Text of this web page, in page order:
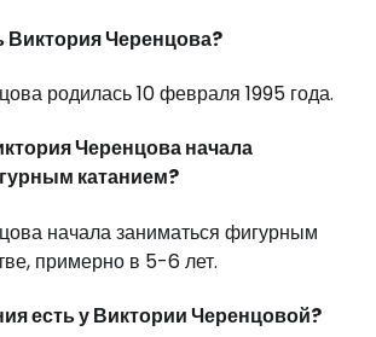
Виктория Черенцова?
родилась 10 февраля 1995 года.
Черенцова начала
катанием?
начала заниматься фигурным
примерно в 5-6 лет.
есть у Виктории Черенцовой?